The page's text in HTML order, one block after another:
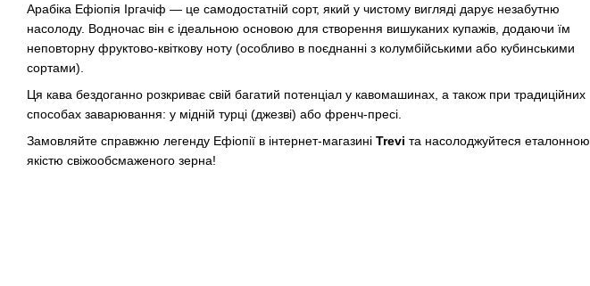
Арабіка Ефіопія Іргачіф — це самодостатній сорт, який у чистому вигляді дарує незабутню
насолоду. Водночас він є ідеальною основою для створення вишуканих купажів, додаючи їм
неповторну фруктово-квіткову ноту (особливо в поєднанні з колумбійськими або кубинськими
сортами).
Ця кава бездоганно розкриває свій багатий потенціал у кавомашинах, а також при традиційних
способах заварювання: у мідній турці (джезві) або френч-пресі.
Замовляйте справжню легенду Ефіопії в інтернет-магазині Trevi та насолоджуйтеся еталонною
якістю свіжообсмаженого зерна!